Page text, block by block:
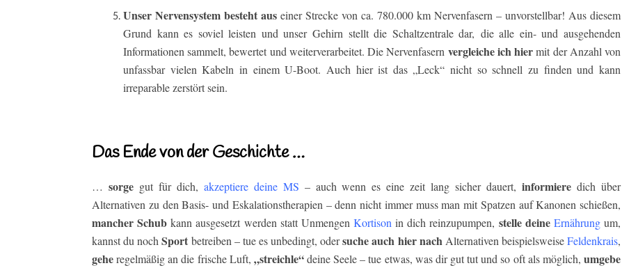
Unser Nervensystem besteht aus einer Strecke von ca. 780.000 km Nervenfasern – unvorstellbar! Aus diesem
Grund kann es soviel leisten und unser Gehirn stellt die Schaltzentrale dar, die alle ein- und ausgehenden
Informationen sammelt, bewertet und weiterverarbeitet. Die Nervenfasern vergleiche ich hiermit der Anzahl von
unfassbar vielen Kabeln in einem U-Boot. Auch hier ist das „Leck“ nicht so schnell zu finden und kann
irreparable zerstört sein.
Das Ende von der Geschichte …
… sorgegut für dich, akzeptiere deine MS – auch wenn es eine zeit lang sicher dauert, informiere dich über
Alternativen zu den Basis- und Eskalationstherapien – denn nicht immer muss man mit Spatzen auf Kanonen schießen,
mancher Schub kann ausgesetzt werden statt UnmengenKortison in dich reinzupumpen, stelle deine Ernährungum,
kannst du nochSport betreiben – tue es unbedingt, odersuche auch hier nach Alternativen beispielsweiseFeldenkrais,
geheregelmäßig an die frische Luft, „streichle“deine Seele – tue etwas, was dir gut tut und so oft als möglich,umgebe